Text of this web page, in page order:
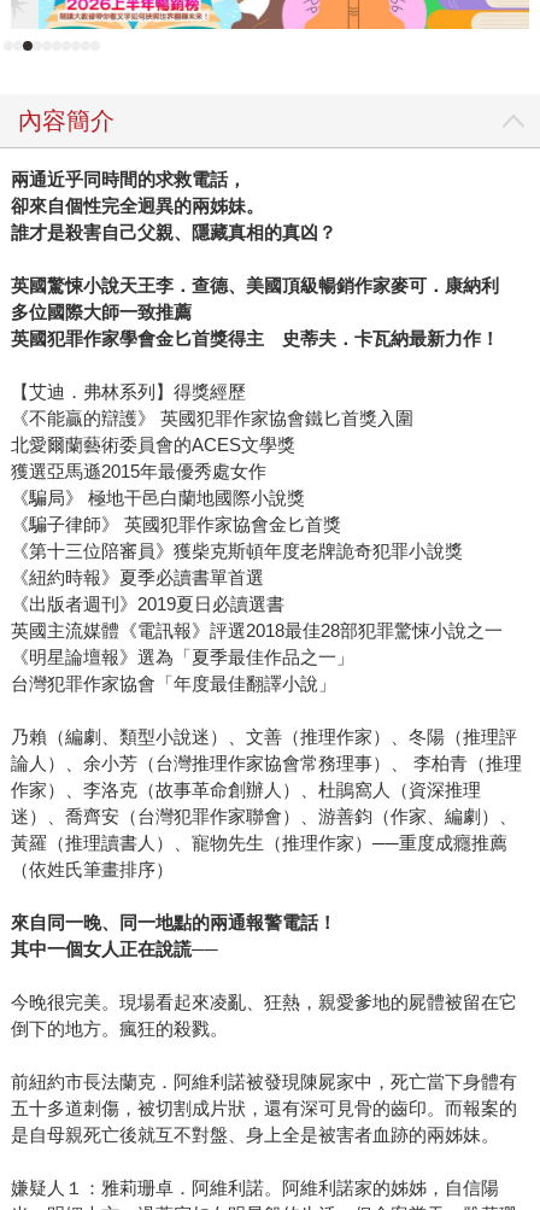
內容簡介
兩通近乎同時間的求救電話，
卻來自個性完全迥異的兩姊妹。
誰才是殺害自己父親、隱藏真相的真凶？
英國驚悚小說天王李．查德、美國頂級暢銷作家麥可．康納利
多位國際大師一致推薦
英國犯罪作家學會金匕首獎得主 史蒂夫．卡瓦納最新力作！
【艾迪．弗林系列】得獎經歷
《不能贏的辯護》 英國犯罪作家協會鐵匕首獎入圍
北愛爾蘭藝術委員會的ACES文學獎
獲選亞馬遜2015年最優秀處女作
《騙局》 極地干邑白蘭地國際小說獎
《騙子律師》 英國犯罪作家協會金匕首獎
《第十三位陪審員》獲柴克斯頓年度老牌詭奇犯罪小說獎
《紐約時報》夏季必讀書單首選
《出版者週刊》2019夏日必讀選書
英國主流媒體《電訊報》評選2018最佳28部犯罪驚悚小說之一
《明星論壇報》選為「夏季最佳作品之一」
台灣犯罪作家協會「年度最佳翻譯小說」
乃賴（編劇、類型小說迷）、文善（推理作家）、冬陽（推理評
論人）、余小芳（台灣推理作家協會常務理事）、 李柏青（推理
作家）、李洛克（故事革命創辦人）、杜鵑窩人（資深推理
迷）、喬齊安（台灣犯罪作家聯會）、游善鈞（作家、編劇）、
黃羅（推理讀書人）、寵物先生（推理作家）──重度成癮推薦
（依姓氏筆畫排序）
來自同一晚、同一地點的兩通報警電話！
其中一個女人正在說謊──
今晚很完美。現場看起來凌亂、狂熱，親愛爹地的屍體被留在它
倒下的地方。瘋狂的殺戮。
前紐約市長法蘭克．阿維利諾被發現陳屍家中，死亡當下身體有
五十多道刺傷，被切割成片狀，還有深可見骨的齒印。而報案的
是自母親死亡後就互不對盤、身上全是被害者血跡的兩姊妹。
嫌疑人１：雅莉珊卓．阿維利諾。阿維利諾家的姊姊，自信陽